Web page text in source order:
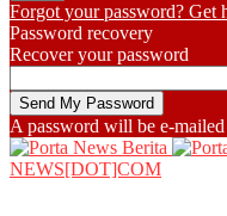
Forgot your password? Get
Password recovery
Recover your password
A password will be e-
NEWS[DOT]COM